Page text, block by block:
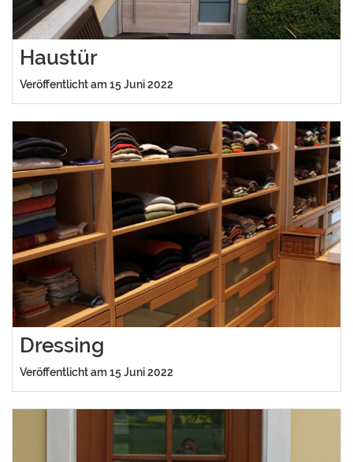
Haustür
Veröffentlicht am 15 Juni 2022
Dressing
Veröffentlicht am 15 Juni 2022